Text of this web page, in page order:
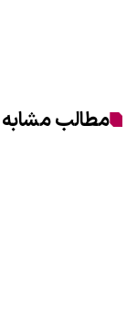
مطالب مشابه